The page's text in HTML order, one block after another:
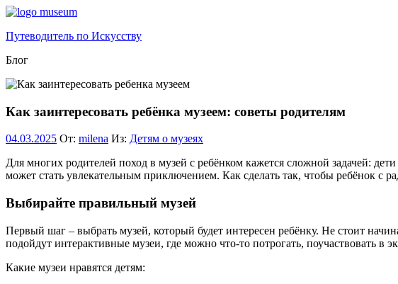
Перейти
содержимому
Путеводитель по Искусству
Блог
Как заинтересовать ребёнка музеем: советы родителям
04.03.2025 От: milena Из: Детям о музеях
Для многих родителей поход в музей с ребёнком кажется сложной задачей:
может стать увлекательным приключением. Как сделать так, чтобы ребёнок с
Выбирайте правильный музей
Первый шаг – выбрать музей, который будет интересен ребёнку. Не стоит
подойдут интерактивные музеи, где можно что-то потрогать, поучаствовать в
Какие музеи нравятся детям: